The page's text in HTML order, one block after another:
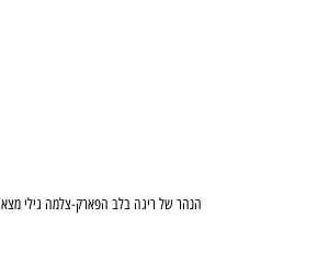
הנהר של ריגה בלב הפארק-צלמה גילי מצא